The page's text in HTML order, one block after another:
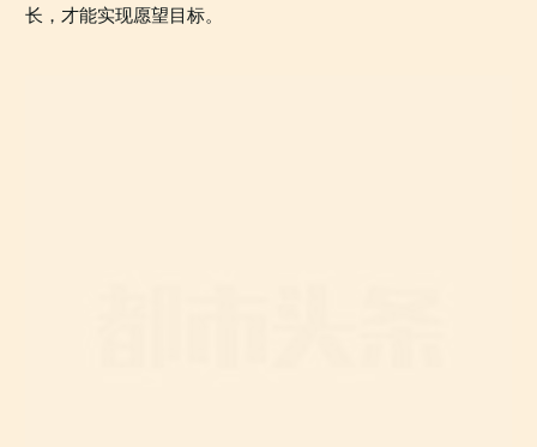
长，才能实现愿望目标。